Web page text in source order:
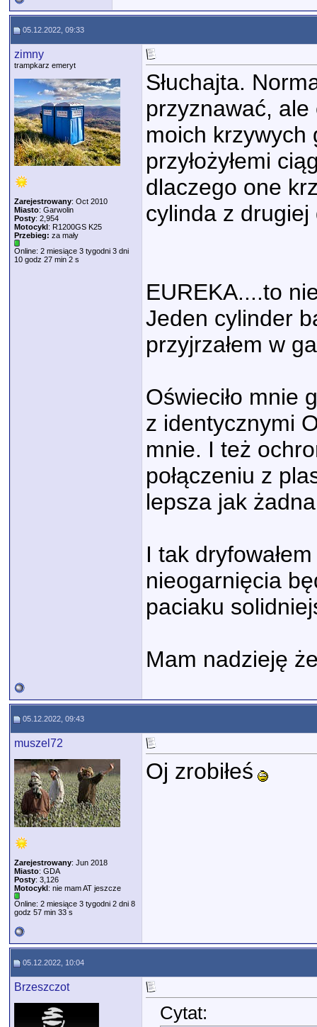
05.12.2022, 09:33
zimny
trampkarz emeryt
Zarejestrowany: Oct 2010
Miasto: Garwolin
Posty: 2,954
Motocykl: R1200GS K25
Przebieg: za mały
Online: 2 miesiące 3 tygodni 3 dni
10 godz 27 min 2 s
Słuchajta.
przyznawać, ale
moich krzywych
przyłożyłemi
dlaczego one
cylinda z
EUREKA....to
Jeden cylinder
przyjrzałem w
Oświeciło mnie
z identycznymi
mnie. I też
połączeniu z
lepsza jak
I tak
nieogarnięcia
paciaku
Mam nadzieję
05.12.2022, 09:43
muszel72
Zarejestrowany: Jun 2018
Miasto: GDA
Posty: 3,126
Motocykl: nie mam AT jeszcze
Online: 2 miesiące 3 tygodni 2 dni 8
godz 57 min 33 s
Oj zrobiłeś
05.12.2022, 10:04
Brzeszczot
Cytat: